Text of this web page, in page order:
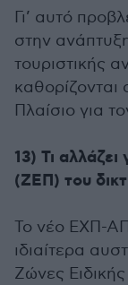
Γι’ αυτό
στην
τουριστικής
καθορίζονται
Πλαίσιο για
13) Τι
(ΖΕΠ) του
Το νέο ΕΧΠ-
ιδιαίτερα
Ζώνες